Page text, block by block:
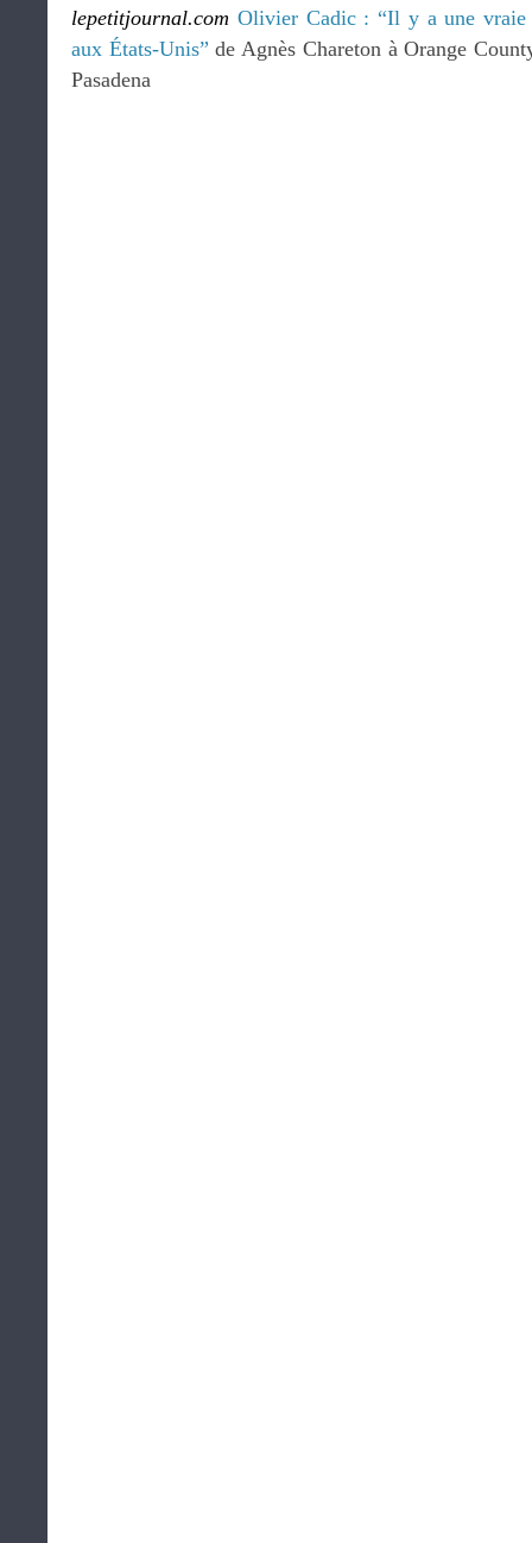
lepetitjournal.com Olivier Cadic : “Il y a une vraie
aux États-Unis” de Agnès Chareton à Orange
Pasadena